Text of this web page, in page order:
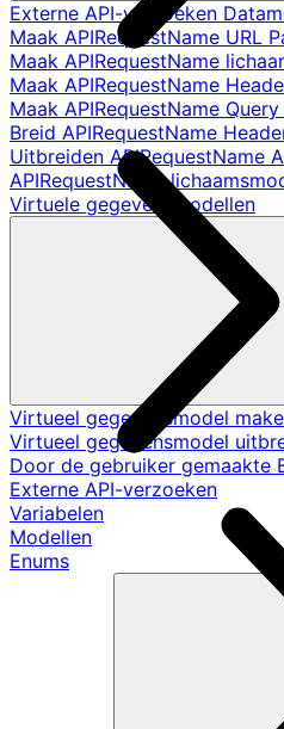
Externe API-verzoeken
Maak APIRequestName URL
Maak APIRequestName
Maak APIRequestName
Maak APIRequestName
Breid APIRequestName
Uitbreiden APIRequestName
APIRequestName
Virtuele gegevensmodellen
Virtueel gegevensmodel
Virtueel gegevensmodel
Door de gebruiker gemaakte
Externe API-verzoeken
Variabelen
Modellen
Enums